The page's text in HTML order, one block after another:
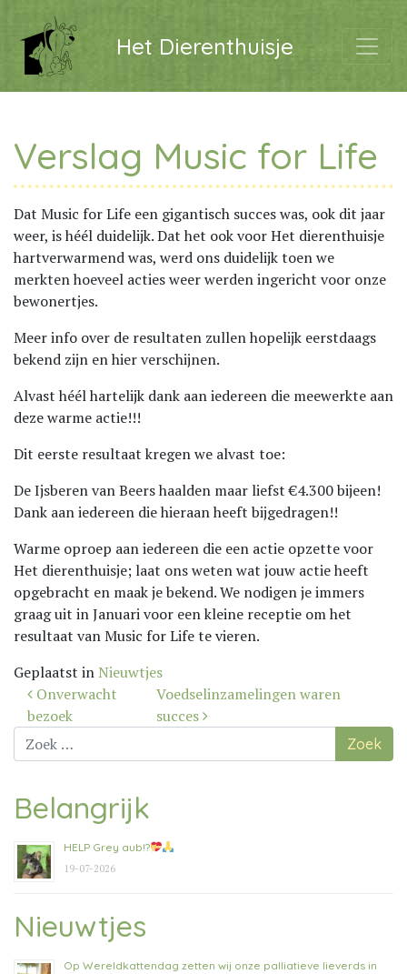
Het Dierenthuisje
Verslag Music for Life
Dat Music for Life een gigantisch succes was, ook dit jaar
weer, is héél duidelijk. Dat het ook voor Het dierenthuisje
hartverwarmend was, werd ons duidelijk toen we
merkten hoeveel acties weer werden ingericht voor onze
bewonertjes.
Meer info over de resultaten zullen hopelijk eerstdaags
bekend zijn en hier verschijnen.
Alvast héél hartelijk dank aan iedereen die meewerkte aan
deze warme actie!!!
Dit eerste resultaat kregen we alvast toe:
De Ijsberen van Beers haalden maar liefst €4.300 bijeen!
Dank aan iedereen die hieraan heeft bijgedragen!!
Warme oproep aan iedereen die een actie opzette voor
Het dierenthuisje; laat ons weten wat jouw actie heeft
opgebracht en maak je bekend. We nodigen je immers
graag uit in Januari voor een kleine receptie om het
resultaat van Music for Life te vieren.
Geplaatst in Nieuwtjes
Bericht
navigatie
Onverwacht
bezoek
Voedselinzamelingen waren
succes
Zoek
naar:
Belangrijk
HELP Grey aub!?
19-07-2026
Nieuwtjes
Op Wereldkattendag zetten wij onze palliatieve lieverds in